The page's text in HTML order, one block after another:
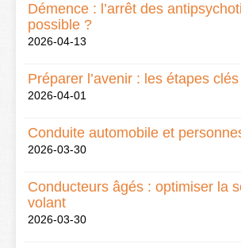
Démence : l’arrêt des
possible ?
2026-04-13
Préparer l’avenir : les étapes
2026-04-01
Conduite automobile et
2026-03-30
Conducteurs âgés : optimiser la
volant
2026-03-30